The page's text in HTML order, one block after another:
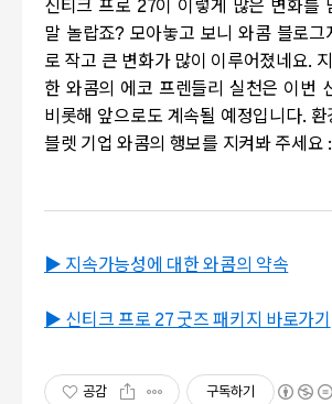
신티크 프로 27이 이렇게 많은 변화를
말 놀랍죠? 모아놓고 보니 와콤 블로그
로 작고 큰 변화가 많이 이루어졌네요.
한 와콤의 에코 프렌들리 실천은 이번
비롯해 앞으로도 계속될 예정입니다.
블렛 기업 와콤의 행보를 지켜봐 주세요
▶ 지속가능성에 대한 와콤의 약속
▶ 신티크 프로 27 굿즈 패키지 바로가기
공감 구독하기